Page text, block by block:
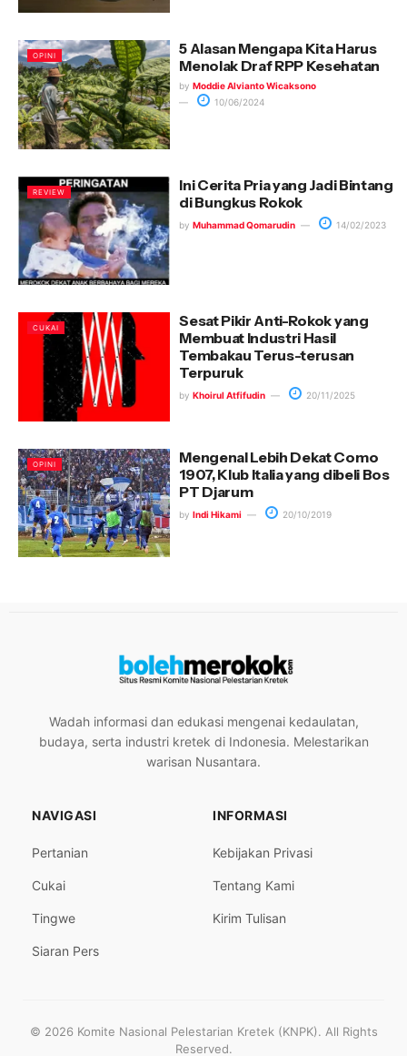
OPINI
5 Alasan Mengapa Kita Harus
Menolak Draf RPP Kesehatan
by Moddie Alvianto Wicaksono
10/06/2024
REVIEW
Ini Cerita Pria yang Jadi Bintang
di Bungkus Rokok
by Muhammad Qomarudin 14/02/2023
CUKAI
Sesat Pikir Anti-Rokok yang
Membuat Industri Hasil
Tembakau Terus-terusan
Terpuruk
by Khoirul Atfifudin 20/11/2025
OPINI
Mengenal Lebih Dekat Como
1907, Klub Italia yang dibeli Bos
PT Djarum
by Indi Hikami 20/10/2019
Wadah informasi dan edukasi mengenai kedaulatan,
budaya, serta industri kretek di Indonesia. Melestarikan
warisan Nusantara.
NAVIGASI
Pertanian
Cukai
Tingwe
Siaran Pers
INFORMASI
Kebijakan Privasi
Tentang Kami
Kirim Tulisan
© 2026 Komite Nasional Pelestarian Kretek (KNPK). All Rights
Reserved.